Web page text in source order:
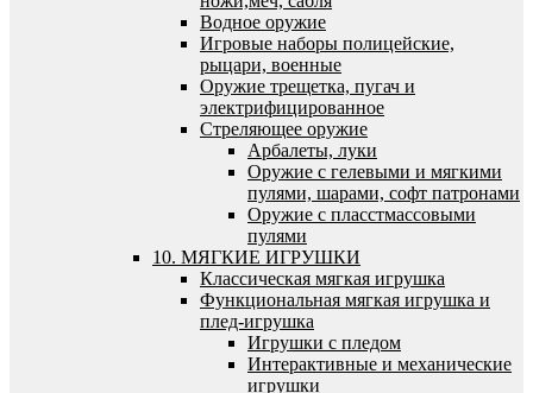
Водное оружие
Игровые наборы полицейские,
рыцари, военные
Оружие трещетка, пугач и
электрифицированное
Стреляющее оружие
Арбалеты, луки
Оружие с гелевыми и мягкими
пулями, шарами, софт патронами
Оружие с пласстмассовыми
пулями
10. МЯГКИЕ ИГРУШКИ
Классическая мягкая игрушка
Функциональная мягкая игрушка и
плед-игрушка
Игрушки с пледом
Интерактивные и механические
игрушки